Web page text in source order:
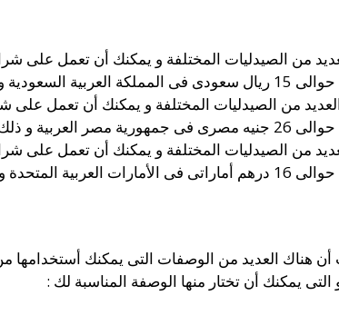
من الصيدليات المختلفة و يمكنك أن تعمل على
أجل العبوة.
من الصيدليات المختلفة و يمكنك أن تعمل على
أجل العبوة .
من الصيدليات المختلفة و يمكنك أن تعمل على
أجل العبوة.
هناك العديد من الوصفات التى يمكنك
يمكنك أن تختار منها الوصفة المناسبة لك :